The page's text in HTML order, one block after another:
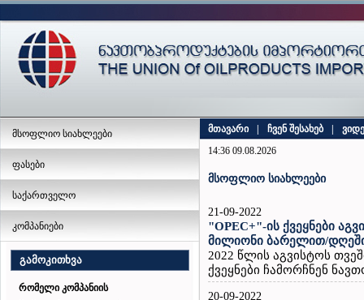
მსოფლიო სიახლეები
ფასები
საქართველო
კომპანიები
გამოკითხვა
რომელი კომპანიის
მთავარი ჩვენ შესახებ
14:36 09.08.2026
მსოფლიო სიახლეები
21-09-2022
"OPEC+"-ის ქვეყნები
მილიონი ბარელით/
2022 წლის აგვისტოს
ქვეყნები ჩამორჩნენ
20-09-2022